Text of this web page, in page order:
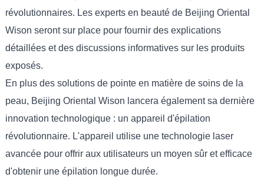
révolutionnaires. Les experts en beauté de Beijing Oriental
Wison seront sur place pour fournir des explications
détaillées et des discussions informatives sur les produits
exposés.
En plus des solutions de pointe en matière de soins de la
peau, Beijing Oriental Wison lancera également sa dernière
innovation technologique : un appareil d'épilation
révolutionnaire. L'appareil utilise une technologie laser
avancée pour offrir aux utilisateurs un moyen sûr et efficace
d'obtenir une épilation longue durée.